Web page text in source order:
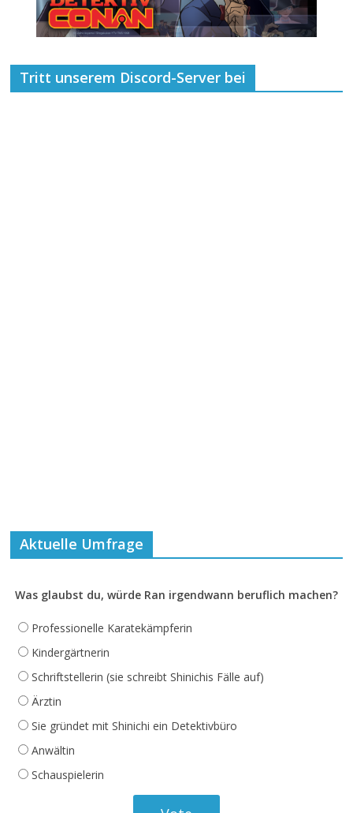
Tritt unserem Discord-Server bei
Aktuelle Umfrage
Was glaubst du, würde Ran irgendwann beruflich machen?
Professionelle Karatekämpferin
Kindergärtnerin
Schriftstellerin (sie schreibt Shinichis Fälle auf)
Ärztin
Sie gründet mit Shinichi ein Detektivbüro
Anwältin
Schauspielerin